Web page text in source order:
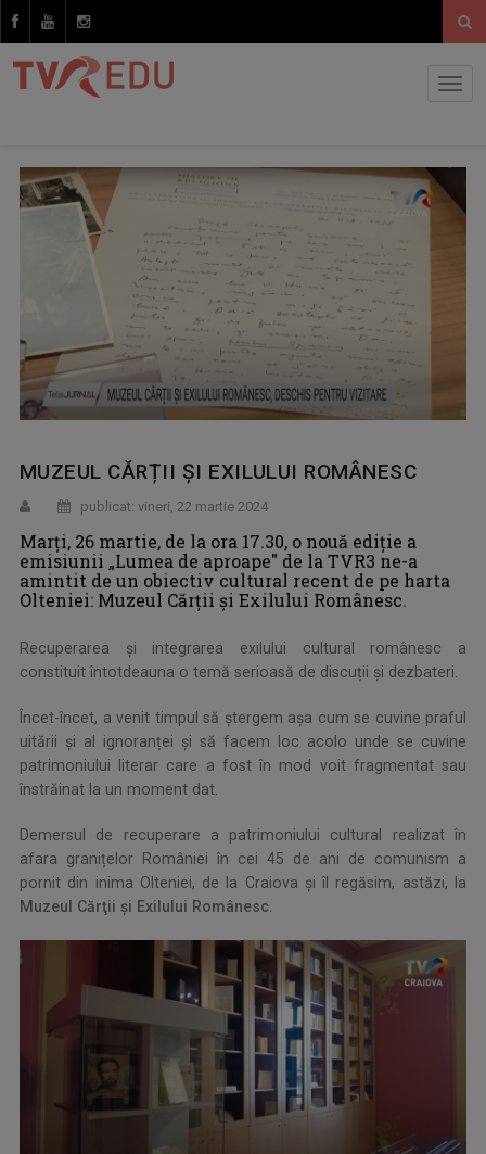
MUZEUL CĂRȚII ȘI EXILULUI ROMÂNESC
publicat: vineri, 22 martie 2024
Marți, 26 martie, de la ora 17.30, o nouă ediție a
emisiunii „Lumea de aproape" de la TVR3 ne-a
amintit de un obiectiv cultural recent de pe harta
Olteniei: Muzeul Cărții și Exilului Românesc.
Recuperarea și integrarea exilului cultural românesc a
constituit întotdeauna o temă serioasă de discuții și dezbateri.
Încet-încet, a venit timpul să ștergem așa cum se cuvine praful
uitării și al ignoranței și să facem loc acolo unde se cuvine
patrimoniului literar care a fost în mod voit fragmentat sau
înstrăinat la un moment dat.
Demersul de recuperare a patrimoniului cultural realizat în
afara granițelor României în cei 45 de ani de comunism a
pornit din inima Olteniei, de la Craiova și îl regăsim, astăzi, la
Muzeul Cărţii şi Exilului Românesc.